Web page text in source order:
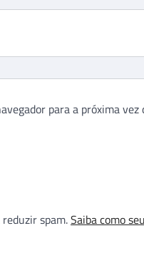
para a próxima
spam.Saiba como